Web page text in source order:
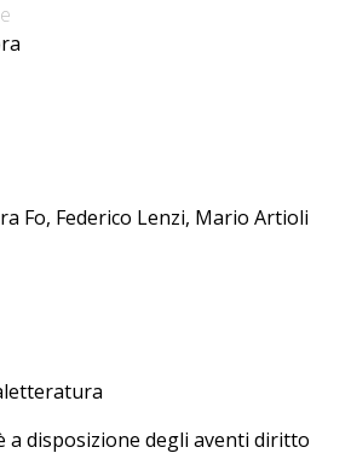
Fo, Federico Lenzi, Mario Artioli
a disposizione degli aventi diritto